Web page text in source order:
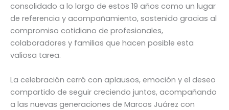
consolidado a lo largo de estos 19 años como un lugar
de referencia y acompañamiento, sostenido gracias al
compromiso cotidiano de profesionales,
colaboradores y familias que hacen posible esta
valiosa tarea.
La celebración cerró con aplausos, emoción y el deseo
compartido de seguir creciendo juntos, acompañando
a las nuevas generaciones de Marcos Juárez con